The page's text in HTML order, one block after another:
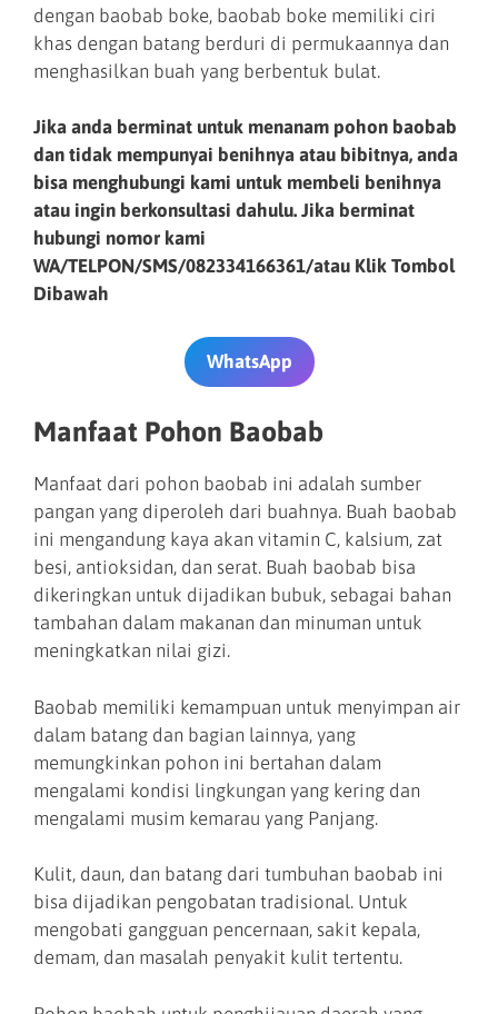
dengan baobab boke, baobab boke memiliki ciri
khas dengan batang berduri di permukaannya dan
menghasilkan buah yang berbentuk bulat.
Jika anda berminat untuk menanam pohon baobab
dan tidak mempunyai benihnya atau bibitnya, anda
bisa menghubungi kami untuk membeli benihnya
atau ingin berkonsultasi dahulu. Jika berminat
hubungi nomor kami
WA/TELPON/SMS/082334166361/atau Klik Tombol
Dibawah
WhatsApp
Manfaat Pohon Baobab
Manfaat dari pohon baobab ini adalah sumber
pangan yang diperoleh dari buahnya. Buah baobab
ini mengandung kaya akan vitamin C, kalsium, zat
besi, antioksidan, dan serat. Buah baobab bisa
dikeringkan untuk dijadikan bubuk, sebagai bahan
tambahan dalam makanan dan minuman untuk
meningkatkan nilai gizi.
Baobab memiliki kemampuan untuk menyimpan air
dalam batang dan bagian lainnya, yang
memungkinkan pohon ini bertahan dalam
mengalami kondisi lingkungan yang kering dan
mengalami musim kemarau yang Panjang.
Kulit, daun, dan batang dari tumbuhan baobab ini
bisa dijadikan pengobatan tradisional. Untuk
mengobati gangguan pencernaan, sakit kepala,
demam, dan masalah penyakit kulit tertentu.